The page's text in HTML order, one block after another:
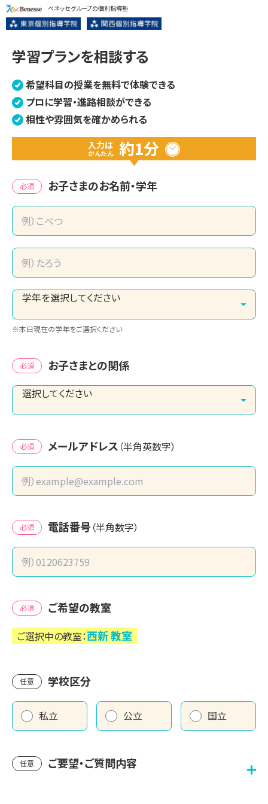
ベネッセグループの個別指導塾
学習プランを相談する
希望科目の授業を無料で体験できる
プロに学習・進路相談ができる
相性や雰囲気を確かめられる
入力は
かんたん 約1分
必須 お子さまのお名前・学年
※本日現在の学年をご選択ください
必須 お子さまとの関係
必須 メールアドレス （半角英数字）
必須 電話番号 （半角数字）
必須 ご希望の教室
ご選択中の教室：西新教室
任意 学校区分
私立 公立 国立
任意 ご要望・ご質問内容